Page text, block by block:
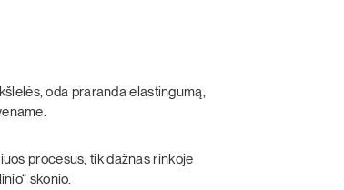
oda praranda elastingumą,
procesus, tik dažnas rinkoje
skonio.